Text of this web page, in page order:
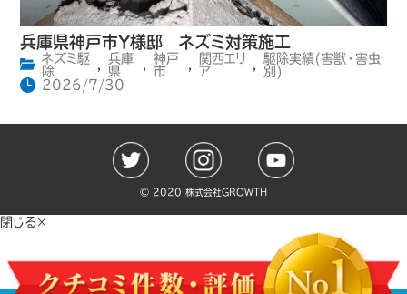
兵庫県神戸市Y様邸 ネズミ対策施工
ネズミ駆
除
兵庫
県
神戸
市
関西エリ
ア
駆除実績(害獣・害虫
別)
2026/7/30
©️ 2020 株式会社GROWTH
閉じる×